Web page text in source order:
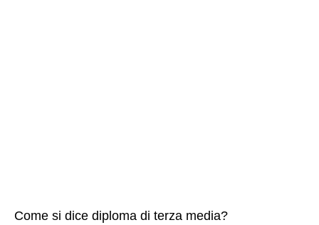
Come si dice diploma di terza media?